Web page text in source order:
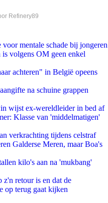
Refinery89
mentale schade bij jongeren
volgens OM geen enkel
achteren" in België opeens
na schuine grappen
wijst ex-wereldleider in bed af
Klasse van 'middelmatigen'
verkrachting tijdens celstraf
Galderse Meren, maar Boa's
kilo's aan na 'mukbang'
z'n retour is en dat de
op terug gaat kijken